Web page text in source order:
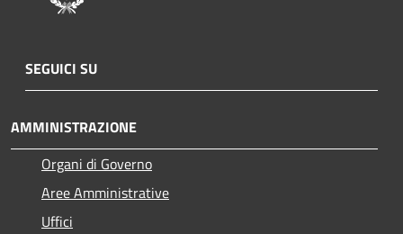
SEGUICI SU
AMMINISTRAZIONE
Organi di Governo
Aree Amministrative
Uffici